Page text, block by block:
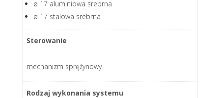
ø 17 aluminiowa srebrna
ø 17 stalowa srebrna
Sterowanie
mechanizm sprężynowy
Rodzaj wykonania systemu